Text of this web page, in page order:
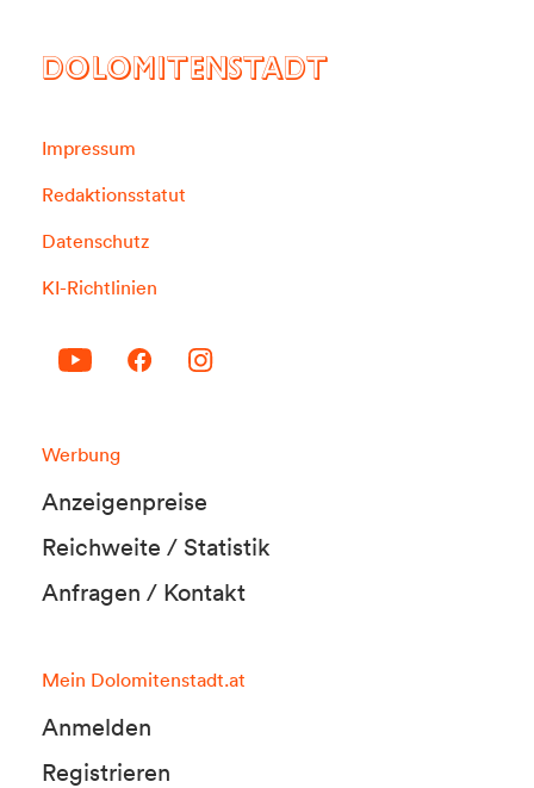
DOLOMITENSTADT
Impressum
Redaktionsstatut
Datenschutz
KI-Richtlinien
Werbung
Anzeigenpreise
Reichweite / Statistik
Anfragen / Kontakt
Mein Dolomitenstadt.at
Anmelden
Registrieren